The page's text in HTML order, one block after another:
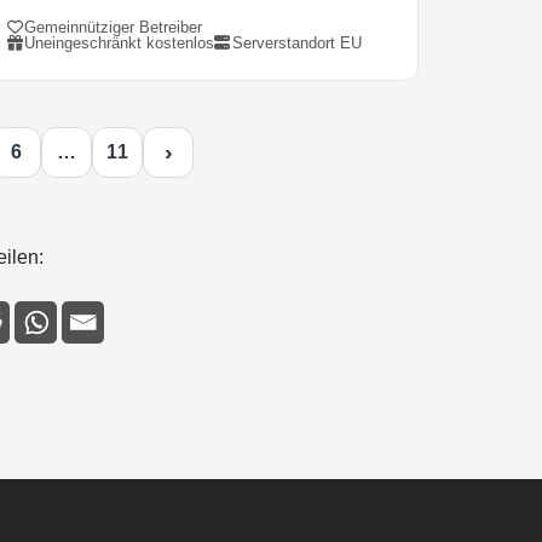
Gemeinnütziger Betreiber
Uneingeschränkt kostenlos
Serverstandort EU
6 … 11 ›